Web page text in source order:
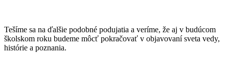
Tešíme sa na ďalšie podobné podujatia a veríme, že aj v budúcom
školskom roku budeme môcť pokračovať v objavovaní sveta vedy,
histórie a poznania.